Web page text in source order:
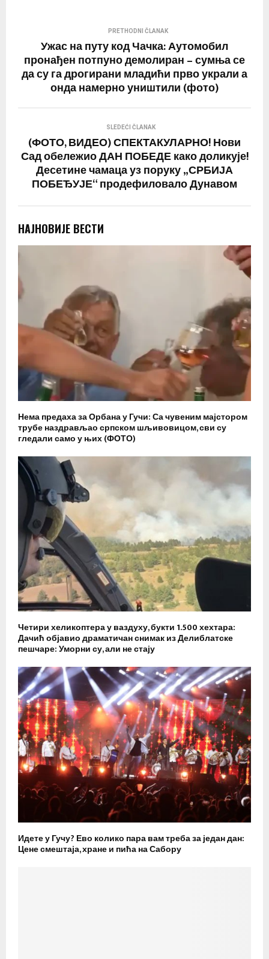
PRETHODNI ČLANAK
Ужас на путу код Чачка: Аутомобил
пронађен потпуно демолиран – сумња се
да су га дрогирани младићи прво украли а
онда намерно уништили (фото)
SLEDEĆI ČLANAK
(ФОТО, ВИДЕО) СПЕКТАКУЛАРНО! Нови
Сад обележио ДАН ПОБЕДЕ како доликује!
Десетине чамаца уз поруку „СРБИЈА
ПОБЕЂУЈЕ“ продефиловало Дунавом
НАЈНОВИЈЕ ВЕСТИ
Нема предаха за Орбана у Гучи: Са чувеним мајстором
трубе наздрављао српском шљивовицом, сви су
гледали само у њих (ФОТО)
Четири хеликоптера у ваздуху, букти 1.500 хехтара:
Дачић објавио драматичан снимак из Делиблатске
пешчаре: Уморни су, али не стају
Идете у Гучу? Ево колико пара вам треба за један дан:
Цене смештаја, хране и пића на Сабору